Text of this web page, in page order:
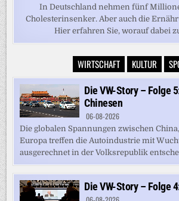
In Deutschland nehmen fünf
Cholesterinsenker. Aber auch die
Hier erfahren Sie, worauf dabei
WIRTSCHAFT KULTUR
Die VW-Story – Folge
Chinesen
06-08-2026
Die globalen Spannungen zwischen
Europa treffen die Autoindustrie mit
ausgerechnet in der Volksrepublik
Die VW-Story – Folge